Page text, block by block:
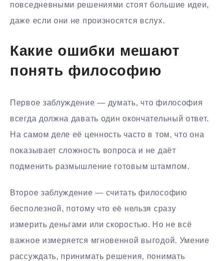
повседневными решениями стоят большие идеи,
даже если они не произносятся вслух.
Какие ошибки мешают
понять философию
Первое заблуждение — думать, что философия
всегда должна давать один окончательный ответ.
На самом деле её ценность часто в том, что она
показывает сложность вопроса и не даёт
подменить размышление готовым штампом.
Второе заблуждение — считать философию
бесполезной, потому что её нельзя сразу
измерить деньгами или скоростью. Но не всё
важное измеряется мгновенной выгодой. Умение
рассуждать, принимать решения, понимать